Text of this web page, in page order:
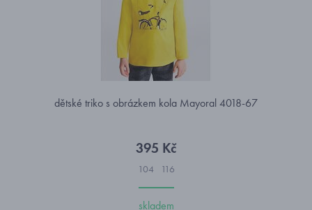
dětské triko s obrázkem kola Mayoral 4018-67
395 Kč
104 116
skladem